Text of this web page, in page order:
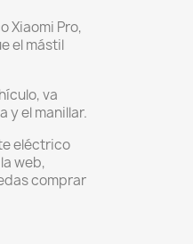
Xiaomi Pro,
el mástil
va
y el manillar.
eléctrico
web,
comprar